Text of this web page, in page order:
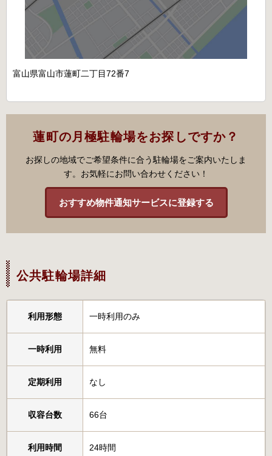
富山県富山市蓮町二丁目72番7
蓮町の月極駐輪場をお探しですか？
お探しの地域でご希望条件に合う駐輪場をご案内いたしま
す。お気軽にお問い合わせください！
おすすめ物件通知サービスに登録する
公共駐輪場詳細
利用形態 一時利用のみ
一時利用 無料
定期利用 なし
収容台数 66台
利用時間 24時間